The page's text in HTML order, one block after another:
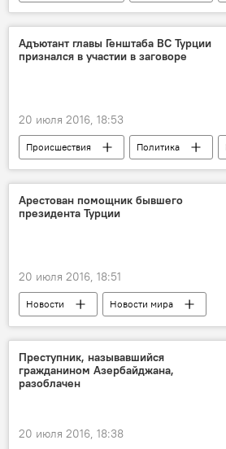
АНАЛИТИКА
Новости мира
ЖИЗНЬ
Украина Игорь
Адъютант главы Генштаба ВС Турции
признался в участии в заговоре
20 июля 2016, 18:53
Происшествия Политика
Новости мира
ЖИЗНЬ
Левент Тюрккан
Арест
Арестован помощник бывшего
президента Турции
20 июля 2016, 18:51
Новости Новости мира
Преступник, называвшийся
гражданином Азербайджана,
разоблачен
20 июля 2016, 18:38